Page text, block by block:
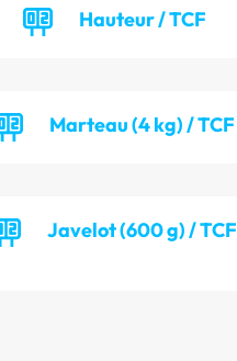
Hauteur / TCF
Marteau (4 kg) / TCF
Javelot (600 g) / TCF